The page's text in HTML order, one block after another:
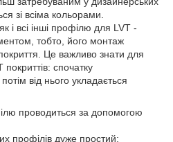
зі всіма кольорами.
і всі інші профілю для LVT -
тобто, його монтаж
Це важливо знати для
спочатку
від нього укладається
проводиться за допомогою
профілів дуже простий: